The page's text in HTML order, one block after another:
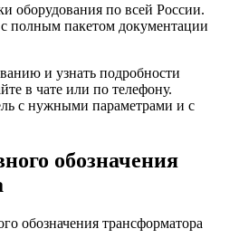
оборудования по всей России.
полным пакетом документации
и узнать подробности
в чате или по телефону.
с нужными параметрами и с
обозначения